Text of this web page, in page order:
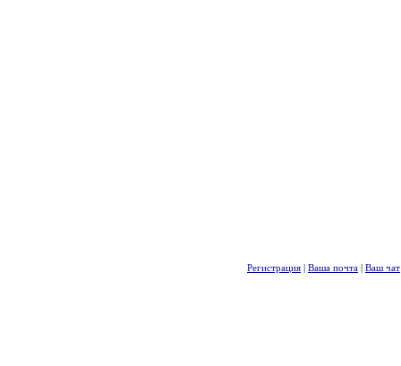
Регистрация | Ваша почта | Ваш чат